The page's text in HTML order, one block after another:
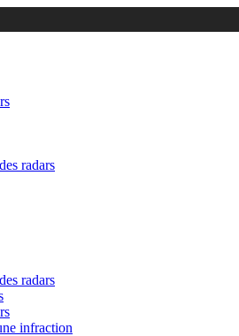
radars
radars
infraction